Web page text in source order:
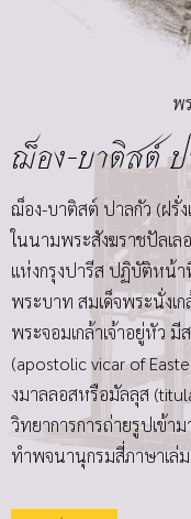
พ
ฌ็อง-บาติสต์
ฌ็อง-บาติสต์ ปาลกัว (ฝรั่ง
ในนามพระสังฆราชปัลเ
แห่งกรุงปารีส ปฏิบัติหน้า
พระบาท สมเด็จพระนั่งเ
พระจอมเกล้าเจ้าอยู่หัว
(apostolic vicar of
งมาลลอสหรือมัลลุส
วิทยาการการถ่ายรูปเข้า
ทำพจนานุกรมสี่ภาษาเล่